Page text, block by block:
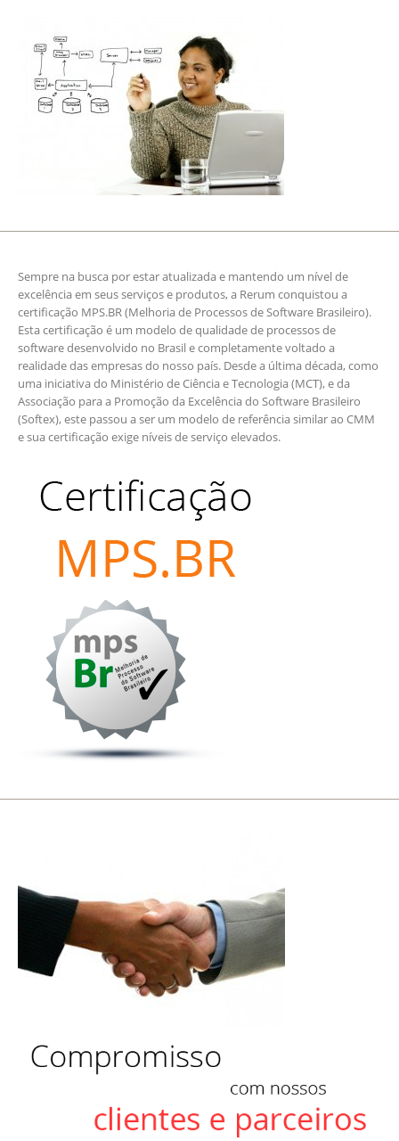
Sempre na busca por estar atualizada e mantendo um nível de
excelência em seus serviços e produtos, a Rerum conquistou a
certificação MPS.BR (Melhoria de Processos de Software Brasileiro).
Esta certificação é um modelo de qualidade de processos de
software desenvolvido no Brasil e completamente voltado a
realidade das empresas do nosso país. Desde a última década, como
uma iniciativa do Ministério de Ciência e Tecnologia (MCT), e da
Associação para a Promoção da Excelência do Software Brasileiro
(Softex), este passou a ser um modelo de referência similar ao CMM
e sua certificação exige níveis de serviço elevados.